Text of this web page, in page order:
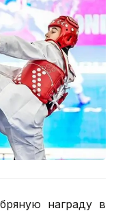
награду в